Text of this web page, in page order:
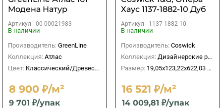
Модена Натур
Артикул - 00-00021983
В наличии
Производитель: GreenLine
Коллекция: Атлас
Цвет: Классический/Древесный
8 900 ₽/м²
9 701 ₽/упак
Хаус 1137-1882-10 Дуб
Сибуми S&B
Артикул - 1137-1882-10
В наличии
Производитель: Coswick
Коллекция: Дизайнерские решения
Размер: 19,05х123,22х622,03 мм
16 521 ₽/м²
14 009,81 ₽/упак